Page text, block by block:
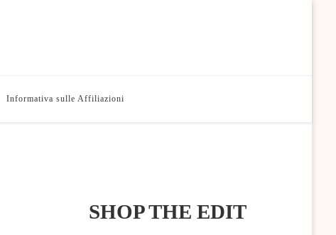
Informativa sulle Affiliazioni
SHOP THE EDIT